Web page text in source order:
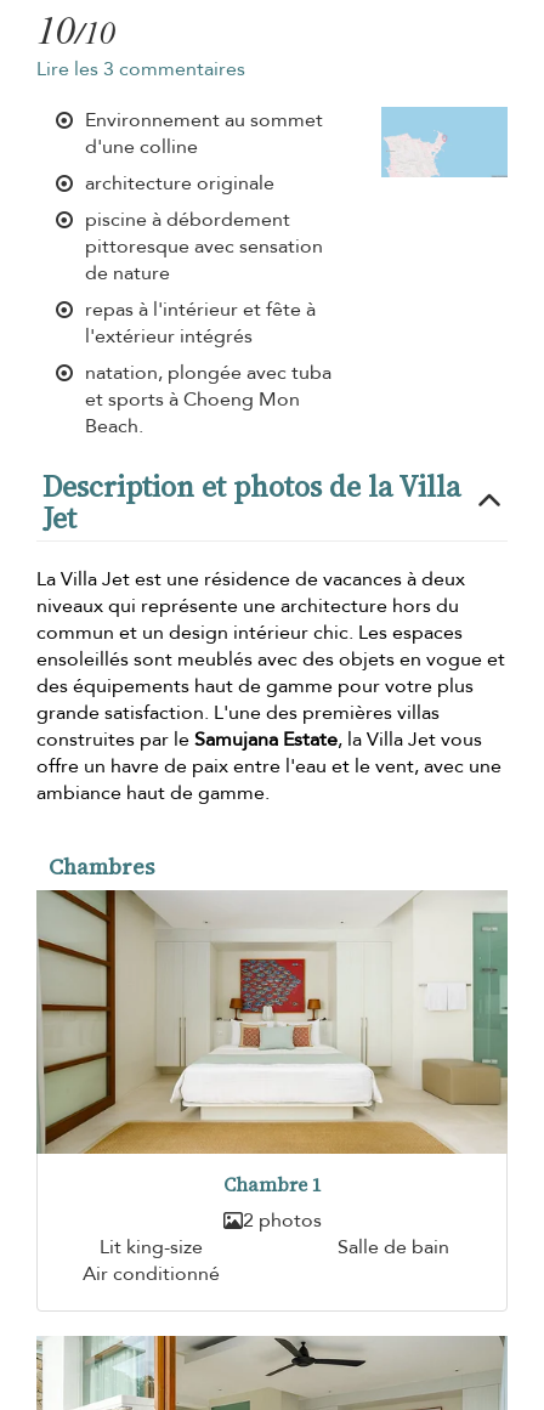
10/10
Lire les 3 commentaires
Environnement au sommet
d'une colline
architecture originale
piscine à débordement
pittoresque avec sensation
de nature
repas à l'intérieur et fête à
l'extérieur intégrés
natation, plongée avec tuba
et sports à Choeng Mon
Beach.
Description et photos de la Villa
Jet
La Villa Jet est une résidence de vacances à deux
niveaux qui représente une architecture hors du
commun et un design intérieur chic. Les espaces
ensoleillés sont meublés avec des objets en vogue et
des équipements haut de gamme pour votre plus
grande satisfaction. L'une des premières villas
construites par leSamujana Estate, la Villa Jet vous
offre un havre de paix entre l'eau et le vent, avec une
ambiance haut de gamme.
Chambres
Chambre 1
2 photos
Lit king-size
Salle de bain
Air conditionné